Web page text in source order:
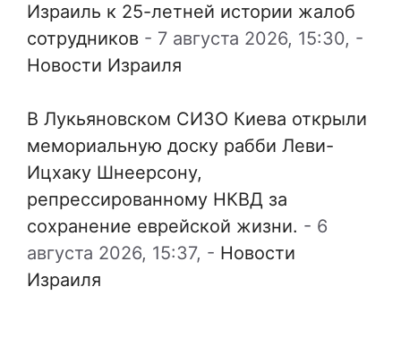
Израиль к 25-летней истории жалоб
сотрудников - 7 августа 2026, 15:30, -
Новости Израиля
В Лукьяновском СИЗО Киева открыли
мемориальную доску рабби Леви-
Ицхаку Шнеерсону,
репрессированному НКВД за
сохранение еврейской жизни. - 6
августа 2026, 15:37, - Новости
Израиля